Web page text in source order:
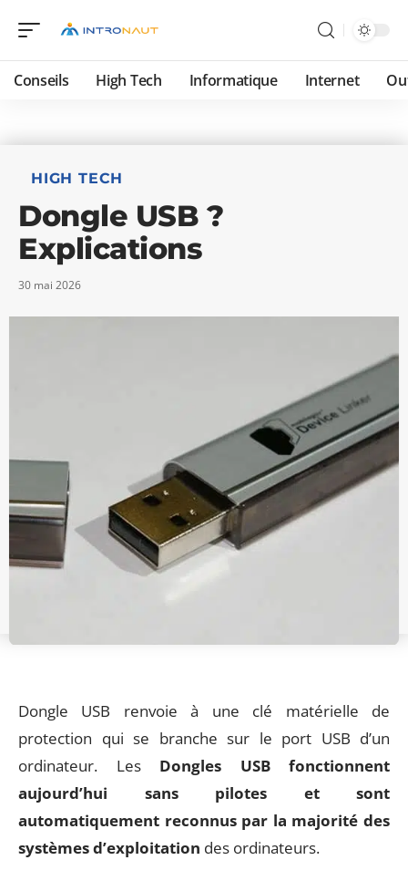
Conseils High Tech Informatique Internet
HIGH TECH
Dongle USB ?
Explications
30 mai 2026
Dongle USB renvoie à une clé matérielle de
protection qui se branche sur le port USB d’un
ordinateur. Les Dongles USB fonctionnent
aujourd’hui sans pilotes et sont
automatiquement reconnus par la majorité des
systèmes d’exploitation des ordinateurs.